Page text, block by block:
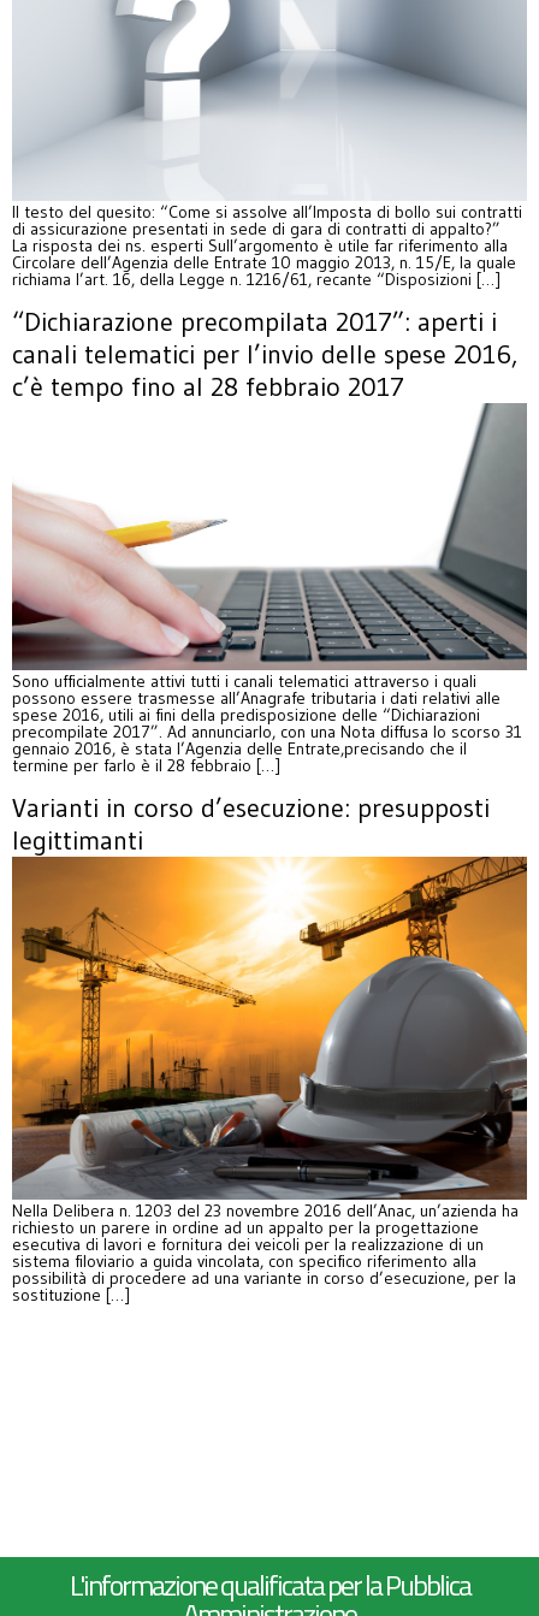
Il testo del quesito: “Come si assolve all’Imposta di bollo sui contratti
di assicurazione presentati in sede di gara di contratti di appalto?”
La risposta dei ns. esperti Sull’argomento è utile far riferimento alla
Circolare dell’Agenzia delle Entrate 10 maggio 2013, n. 15/E, la quale
richiama l’art. 16, della Legge n. 1216/61, recante “Disposizioni […]
“Dichiarazione precompilata 2017”: aperti i
canali telematici per l’invio delle spese 2016,
c’è tempo fino al 28 febbraio 2017
Sono ufficialmente attivi tutti i canali telematici attraverso i quali
possono essere trasmesse all’Anagrafe tributaria i dati relativi alle
spese 2016, utili ai fini della predisposizione delle “Dichiarazioni
precompilate 2017”. Ad annunciarlo, con una Nota diffusa lo scorso 31
gennaio 2016, è stata l’Agenzia delle Entrate,precisando che il
termine per farlo è il 28 febbraio […]
Varianti in corso d’esecuzione: presupposti
legittimanti
Nella Delibera n. 1203 del 23 novembre 2016 dell’Anac, un’azienda ha
richiesto un parere in ordine ad un appalto per la progettazione
esecutiva di lavori e fornitura dei veicoli per la realizzazione di un
sistema filoviario a guida vincolata, con specifico riferimento alla
possibilità di procedere ad una variante in corso d’esecuzione, per la
sostituzione […]
L'informazione qualificata per la Pubblica